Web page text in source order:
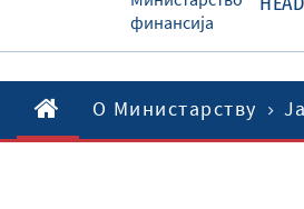
O Министарству